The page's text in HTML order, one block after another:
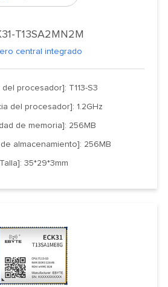
T13SA2MN2M
central integrado
procesador]: T113-S3
del procesador]: 1.2GHz
de memoria]: 256MB
almacenamiento]: 256MB
35*29*3mm